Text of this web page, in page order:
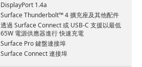
DisplayPort 1.4a
Surface Thunderbolt™ 4 擴充座及其他配件
透過 Surface Connect 或 USB-C 支援以最低
65W 電源供應器進行 快速充電
Surface Pro 鍵盤連接埠
Surface Connect 連接埠